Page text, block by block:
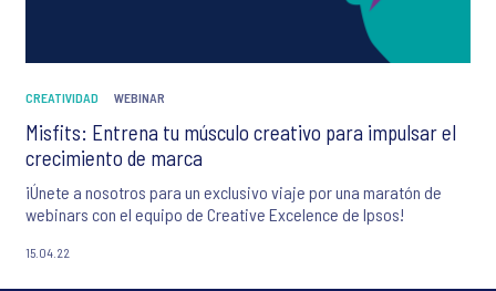
CREATIVIDAD WEBINAR
Misfits: Entrena tu músculo creativo para impulsar el
crecimiento de marca
¡Únete a nosotros para un exclusivo viaje por una maratón de
webinars con el equipo de Creative Excelence de Ipsos!
15.04.22